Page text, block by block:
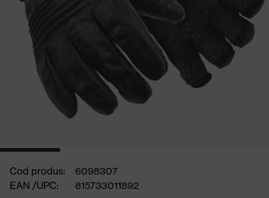
Cod produs:
6098307
EAN /UPC:
815733011892